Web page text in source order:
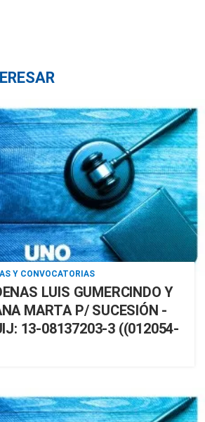
Y CONVOCATORIAS
LUIS GUMERCINDO Y
MARTA P/ SUCESIÓN -
13-08137203-3 ((012054-